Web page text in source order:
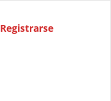
Registrarse